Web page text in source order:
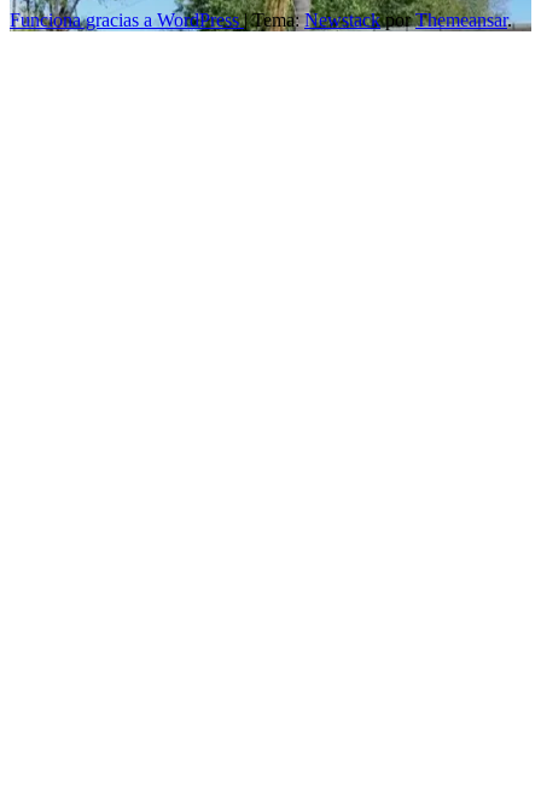
Funciona gracias a WordPress|Tema:NewstackporThemeansar.